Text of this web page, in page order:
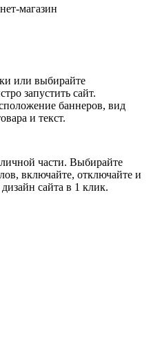
магазин
или выбирайте
запустить сайт.
баннеров, вид
и текст.
части. Выбирайте
включайте, отключайте и
сайта в 1 клик.